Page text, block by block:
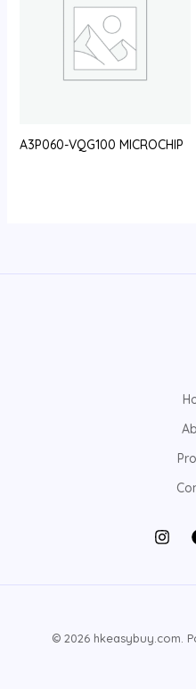
A3P060-VQG100 MICROCHIP
© 2026 hkeasybuy.com.